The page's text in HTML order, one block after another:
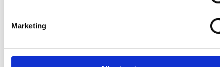
Marketing
精益生产 减少浪费
我们采用精益管理系统，优化资源利用，